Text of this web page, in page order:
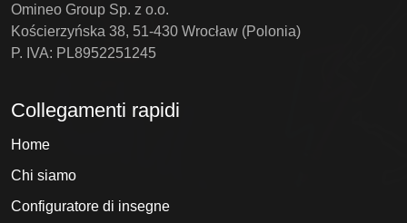
Omineo Group Sp. z o.o.
Kościerzyńska 38, 51-430 Wrocław (Polonia)
P. IVA: PL8952251245
Collegamenti rapidi
Home
Chi siamo
Configuratore di insegne